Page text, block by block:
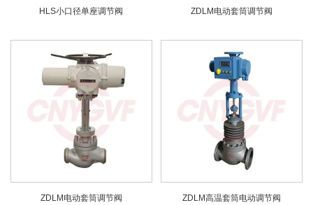
HLS小口径单座调节阀 ZDLM电动套筒调节阀
ZDLM电动套筒调节阀 ZDLM高温套筒电动调节阀